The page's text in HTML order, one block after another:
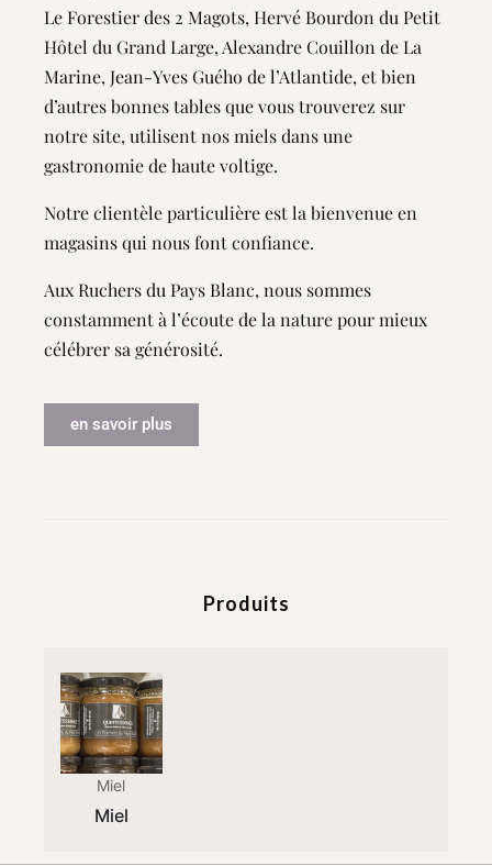
Le Forestier des 2 Magots, Hervé Bourdon du Petit
Hôtel du Grand Large, Alexandre Couillon de La
Marine, Jean-Yves Guého de l’Atlantide, et bien
d’autres bonnes tables que vous trouverez sur
notre site, utilisent nos miels dans une
gastronomie de haute voltige.
Notre clientèle particulière est la bienvenue en
magasins qui nous font confiance.
Aux Ruchers du Pays Blanc, nous sommes
constamment à l’écoute de la nature pour mieux
célébrer sa générosité.
en savoir plus
Produits
Miel
Miel